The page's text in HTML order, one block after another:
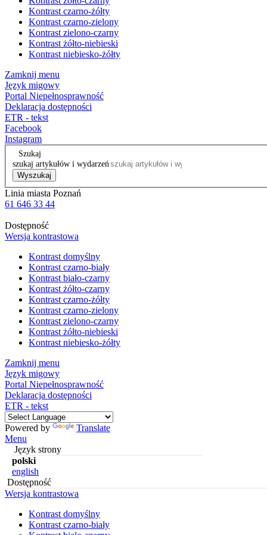
Kontrast czarno-żółty
Kontrast czarno-zielony
Kontrast zielono-czarny
Kontrast żółto-niebieski
Kontrast niebiesko-żółty
Zamknij menu
Język migowy
Portal Niepełnosprawność
Deklaracja dostępności
ETR - tekst
Facebook
Instagram
Szukaj
szukaj artykułów i wydarzeń
Wyszukaj
Linia miasta Poznań
61 646 33 44
Dostępność
Wersja kontrastowa
Kontrast domyślny
Kontrast czarno-biały
Kontrast biało-czarny
Kontrast żółto-czarny
Kontrast czarno-żółty
Kontrast czarno-zielony
Kontrast zielono-czarny
Kontrast żółto-niebieski
Kontrast niebiesko-żółty
Zamknij menu
Język migowy
Portal Niepełnosprawność
Deklaracja dostępności
ETR - tekst
Powered by
Translate
Menu
Język strony
polski
english
Dostępność
Wersja kontrastowa
Kontrast domyślny
Kontrast czarno-biały